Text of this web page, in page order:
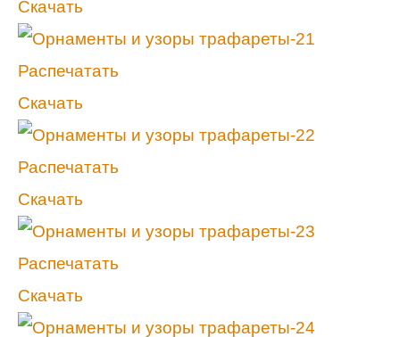
Скачать
Распечатать
Скачать
Распечатать
Скачать
Распечатать
Скачать